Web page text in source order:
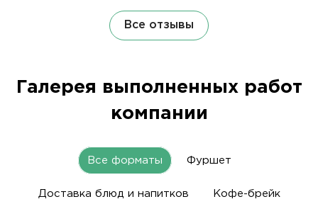
Все отзывы
Галерея выполненных работ
компании
Все форматы Фуршет
Доставка блюд и напитков Кофе-брейк